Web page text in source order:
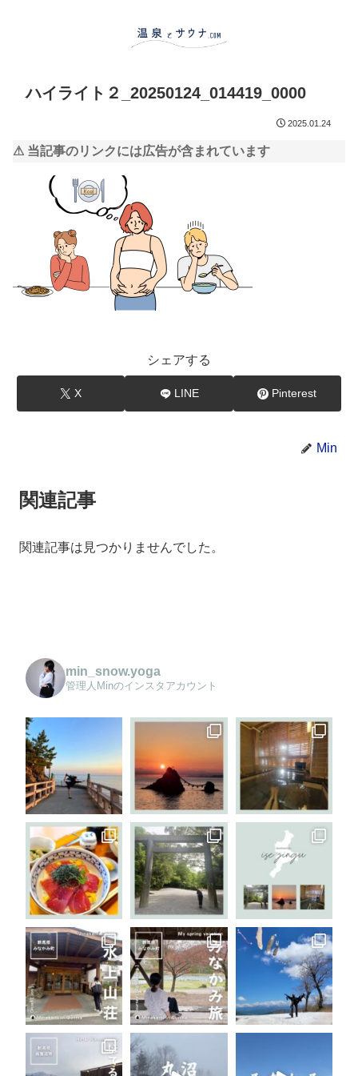
ハイライト２_20250124_014419_0000
2025.01.24
⚠ 当記事のリンクには広告が含まれています
シェアする
X LINE Pinterest
Min
関連記事
関連記事は見つかりませんでした。
min_snow.yoga
管理人Minのインスタアカウント